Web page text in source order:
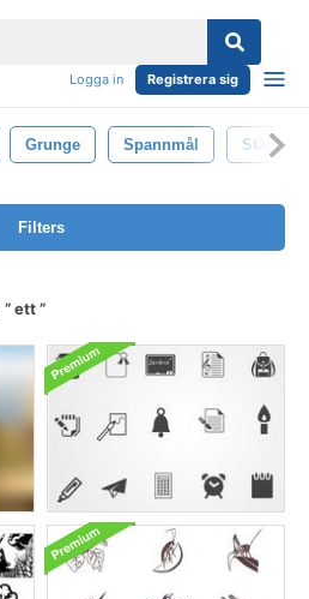
Logga in Registrera sig
Grunge Spannmål Stänka
Filters
ett